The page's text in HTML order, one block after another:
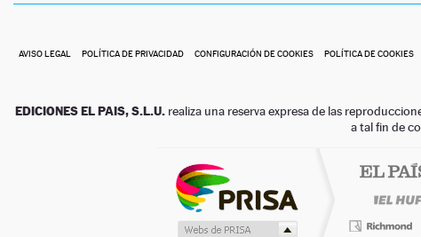
AVISO LEGAL POLÍTICA DE PRIVACIDAD CONFIGURACIÓN DE COOKIES POLÍTICA DE COOKIES
EDICIONES EL PAIS, S.L.U. realiza una reserva expresa de las
a tal fin de